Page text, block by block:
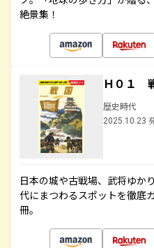
絶景集！
Ｈ０１
歴史時代
2025.10.23
日本の城や古戦場、武将ゆか
代にまつわるスポットを徹底
冊。